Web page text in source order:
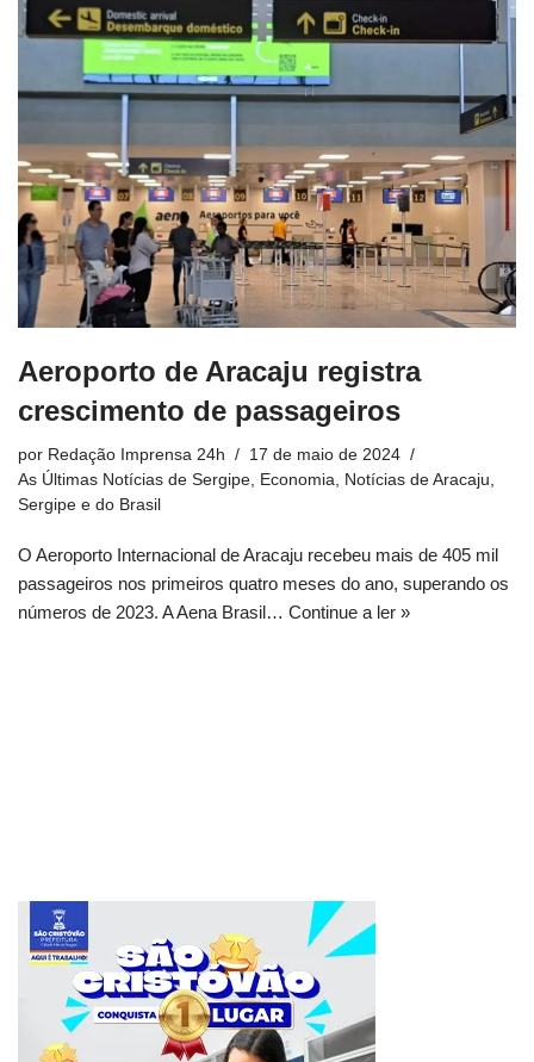
Aeroporto de Aracaju registra
crescimento de passageiros
por Redação Imprensa 24h
17 de maio de 2024
As Últimas Notícias de Sergipe
Economia
Notícias de Aracaju,
Sergipe e do Brasil
O Aeroporto Internacional de Aracaju recebeu mais de 405 mil
passageiros nos primeiros quatro meses do ano, superando os
números de 2023. A Aena Brasil… Continue a ler »